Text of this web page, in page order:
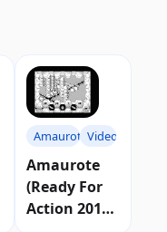
AmauroteVideo
Amaurote
(Ready For
Action 2010